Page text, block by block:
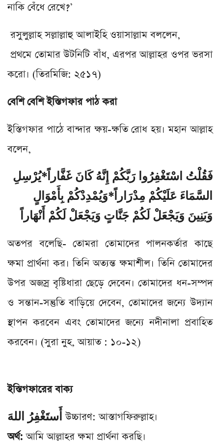
নাকি বেঁধে রেখে?’
রসুলুল্লাহ সল্লাল্লাহু আলাইহি ওয়াসাল্লাম বললেন,
প্রথমে তোমার উটনিটি বাঁধ, এরপর আল্লাহর ওপর ভরসা
করো। (তিরমিজি: ২৫১৭)
বেশি বেশি ইস্তিগফার পাঠ করা
ইস্তিগফার পাঠে বান্দার ক্ষয়-ক্ষতি রোধ হয়। মহান আল্লাহ
বলেন,
فَقُلْتُ اسْتَغْفِرُوا رَبَّكُمْ إِنَّهُ كَانَ غَفَّاراً*يُرْسِلِ
السَّمَاءَ عَلَيْكُمْ مِدْرَاراً*وَيُمْدِدْكُمْ بِأَمْوَالٍ
وَبَنِينَ وَيَجْعَلْ لَكُمْ جَنَّاتٍ وَيَجْعَلْ لَكُمْ أَنْهَاراً
অতপর বলেছি- তোমরা তোমাদের পালনকর্তার কাছে
ক্ষমা প্রার্থনা কর। তিনি অত্যন্ত ক্ষমাশীল। তিনি তোমাদের
উপর অজস্র বৃষ্টিধারা ছেড়ে দেবেন। তোমাদের ধন-সম্পদ
ও সন্তান-সন্তুতি বাড়িয়ে দেবেন, তোমাদের জন্যে উদ্যান
স্থাপন করবেন এবং তোমাদের জন্যে নদীনালা প্রবাহিত
করবেন। (সুরা নুহ, আয়াত : ১০-১২)
ইস্তিগফারের বাক্য
أَستَغْفِرُ اللهَউচ্চারণ: আস্তাগফিরুল্লাহ।
অর্থ: আমি আল্লাহর ক্ষমা প্রার্থনা করছি।